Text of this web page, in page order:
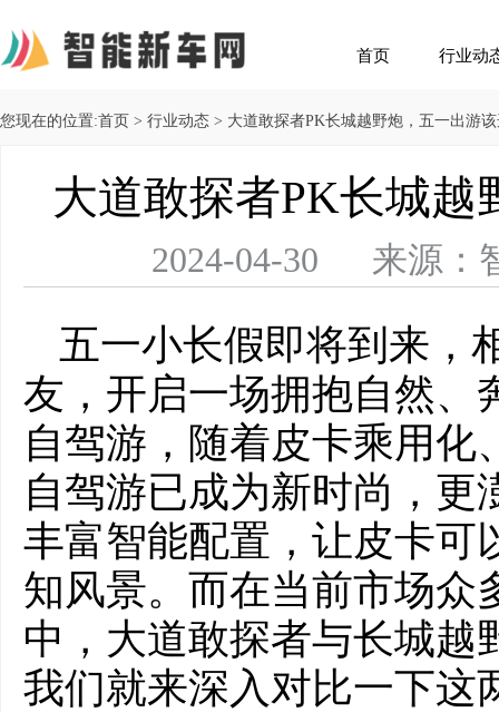
首页 行业动
您现在的位置:首页 > 行业动态 > 大道敢探者PK长城越野炮，五一出游
大道敢探者PK长城越
2024-04-30 来源：
五一小长假即将到来，
友，开启一场拥抱自然、
自驾游，随着皮卡乘用化
自驾游已成为新时尚，更
丰富智能配置，让皮卡可
知风景。而在当前市场众
中，大道敢探者与长城越
我们就来深入对比一下这